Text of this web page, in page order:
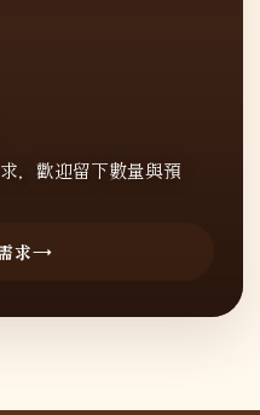
，歡迎留下數量與預
求